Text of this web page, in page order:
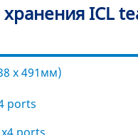
ICL
x 491мм)
ports